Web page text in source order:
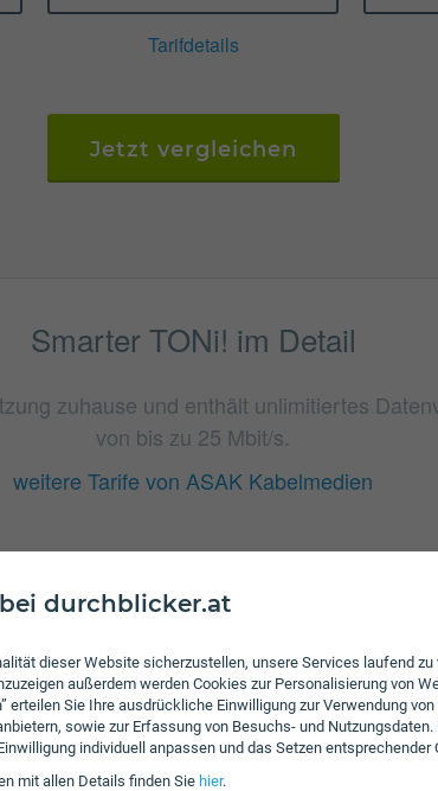
durchblicker.at
dieser Website sicherzustellen, unsere Services laufend zu
außerdem werden Cookies zur Personalisierung von
erteilen Sie Ihre ausdrückliche Einwilligung zur Verwendung von
sowie zur Erfassung von Besuchs- und
individuell anpassen und das Setzen entsprechender
mit allen Details finden Sie hier.
Tarifdetails
Jetzt vergleichen
Smarter TONi! im Detail
zuhause und enthält unlimitiertes
von bis zu 25 Mbit/s.
weitere Tarife von ASAK Kabelmedien
Gebühren
Beim Tarif Smarter
an. Weiters fallen
Einmalkosten